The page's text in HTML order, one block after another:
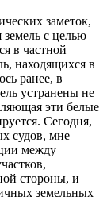
заметок,
с целью
в частной
находящихся в
ранее, в
устранены не
эти белые
Сегодня,
судов, мне
между
стороны, и
земельных